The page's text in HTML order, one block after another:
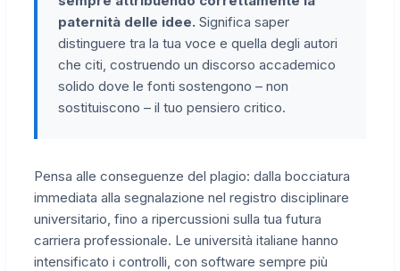
paternità delle idee. Significa saper
distinguere tra la tua voce e quella degli autori
che citi, costruendo un discorso accademico
solido dove le fonti sostengono – non
sostituiscono – il tuo pensiero critico.
Pensa alle conseguenze del plagio: dalla bocciatura
immediata alla segnalazione nel registro disciplinare
universitario, fino a ripercussioni sulla tua futura
carriera professionale. Le università italiane hanno
intensificato i controlli, con software sempre più